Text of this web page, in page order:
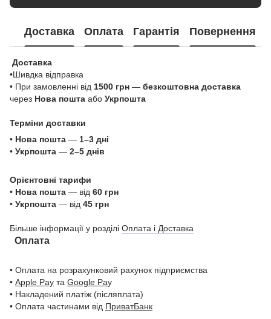
Доставка Оплата Гарантія Повернення
Доставка
•Шивдка відправка
• При замовленні від 1500 грн — безкоштовна доставка
через Нова пошта або Укрпошта
Терміни доставки
• Нова пошта — 1–3 дні
• Укрпошта — 2–5 днів
Орієнтовні тарифи
• Нова пошта — від 60 грн
• Укрпошта — від 45 грн
Більше інформації у розділі Оплата і Доставка
Оплата
• Оплата на розрахунковий рахунок підприємства
• Apple Pay та Google Pay
• Накладений платіж (післяплата)
• Оплата частинами від ПриватБанк